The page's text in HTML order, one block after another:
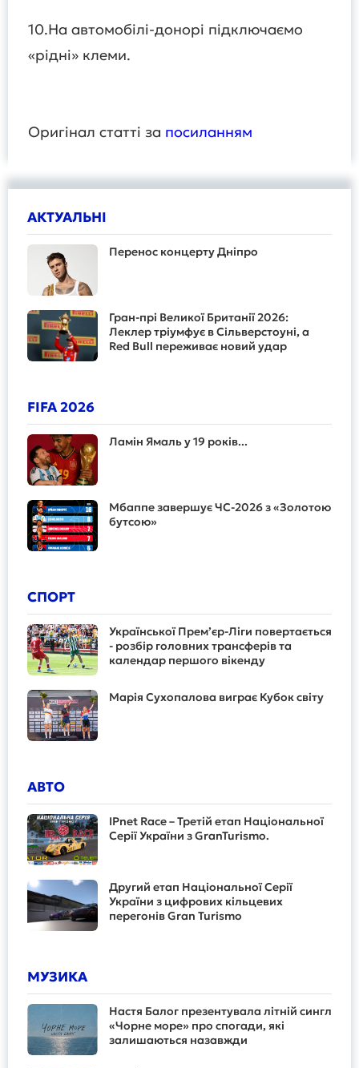
10.На автомобілі-донорі підключаємо
«рідні» клеми.
Оригінал статті за посиланням
АКТУАЛЬНІ
Перенос концерту Дніпро
Гран-прі Великої Британії 2026:
Леклер тріумфує в Сільверстоуні, а
Red Bull переживає новий удар
FIFA 2026
Ламін Ямаль у 19 років...
Мбаппе завершує ЧС-2026 з «Золотою
бутсою»
СПОРТ
Української Прем’єр-Ліги повертається
- розбір головних трансферів та
календар першого вікенду
Марія Сухопалова виграє Кубок світу
АВТО
IPnet Race – Третій етап Національної
Серії України з GranTurismo.
Другий етап Національної Серії
України з цифрових кільцевих
перегонів Gran Turismo
МУЗИКА
Настя Балог презентувала літній сингл
«Чорне море» про спогади, які
залишаються назавжди